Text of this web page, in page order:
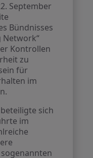
September
Bündnisses
Network“
Kontrollen
zu
für
im
sich
im